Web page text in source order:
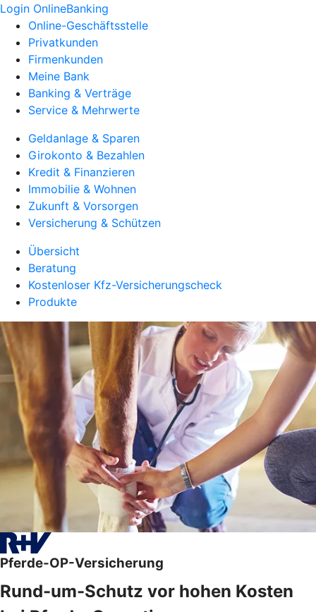
Login OnlineBanking
Online-Geschäftsstelle
Privatkunden
Firmenkunden
Meine Bank
Banking & Verträge
Service & Mehrwerte
Geldanlage & Sparen
Girokonto & Bezahlen
Kredit & Finanzieren
Immobilie & Wohnen
Zukunft & Vorsorgen
Versicherung & Schützen
Übersicht
Beratung
Kostenloser Kfz-Versicherungscheck
Produkte
Pferde-OP-Versicherung
Rund-um-Schutz vor hohen Kosten